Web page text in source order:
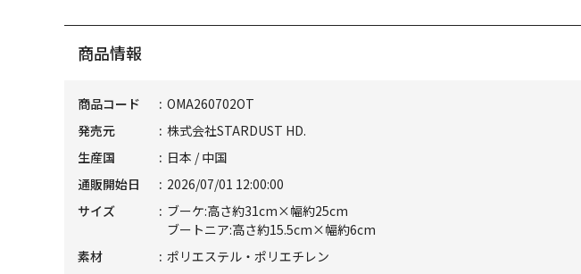
商品情報
商品コード
OMA260702OT
発売元
株式会社STARDUST HD.
生産国
日本 / 中国
通販開始日
2026/07/01 12:00:00
サイズ
ブーケ:高さ約31cm×幅約25cm
ブートニア:高さ約15.5cm×幅約6cm
素材
ポリエステル・ポリエチレン